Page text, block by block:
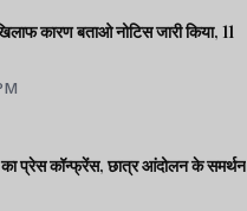
कारण बताओ नोटिस जारी किया, 11
का प्रेस कॉन्फ्रेंस, छात्र आंदोलन के समर्थन